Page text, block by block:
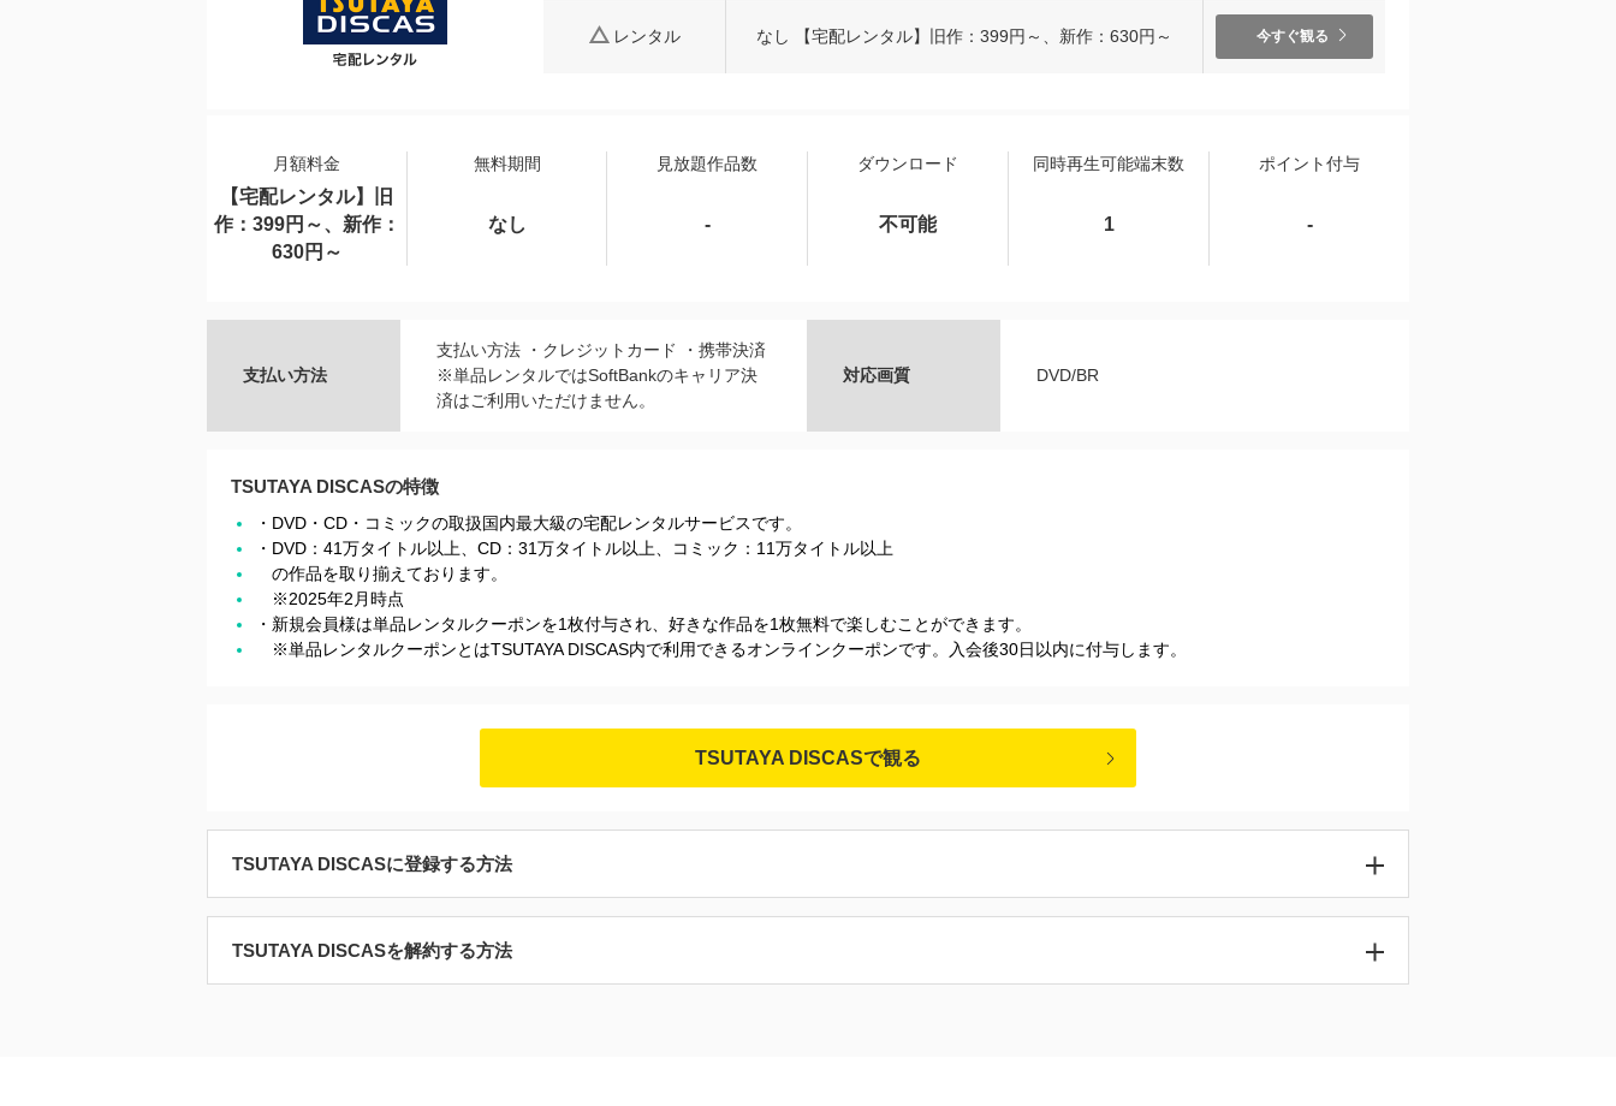
レンタル なし 【宅配レンタル】旧作：399円～、新作：630円～ 今すぐ観る
月額料金 無料期間 見放題作品数 ダウンロード 同時再生可能端末数 ポイント付与
【宅配レンタル】旧
作：399円～、新作：
630円～
なし - 不可能 1 -
支払い方法
支払い方法 ・クレジットカード ・携帯決済
※単品レンタルではSoftBankのキャリア決
済はご利用いただけません。
対応画質 DVD/BR
TSUTAYA DISCASの特徴
・DVD・CD・コミックの取扱国内最大級の宅配レンタルサービスです。
・DVD：41万タイトル以上、CD：31万タイトル以上、コミック：11万タイトル以上
の作品を取り揃えております。
※2025年2月時点
・新規会員様は単品レンタルクーポンを1枚付与され、好きな作品を1枚無料で楽しむことができます。
※単品レンタルクーポンとはTSUTAYA DISCAS内で利用できるオンラインクーポンです。入会後30日以内に付与します。
TSUTAYA DISCASで観る
TSUTAYA DISCASに登録する方法
TSUTAYA DISCASを解約する方法